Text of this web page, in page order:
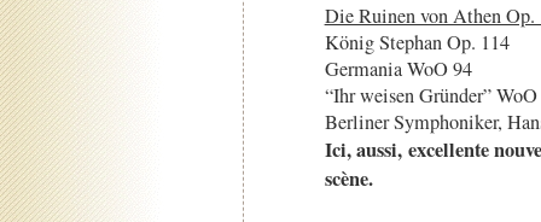
Die Ruinen von Athen Op.
König Stephan Op. 114
Germania WoO 94
“Ihr weisen Gründer”
Berliner Symphoniker,
Ici, aussi, excellente
scène.